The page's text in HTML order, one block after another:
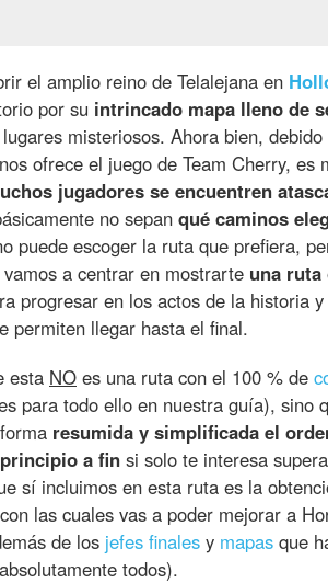
el amplio reino de Telalejana en
por su intrincado mapa lleno de
misteriosos. Ahora bien,
ofrece el juego de Team Cherry, es
jugadores se encuentren
no sepan qué caminos
puede escoger la ruta que prefiera,
vamos a centrar en mostrarte una
progresar en los actos de la historia y
permiten llegar hasta el final.
esta NO es una ruta con el 100 % de
para todo ello en nuestra guía), sino
resumida y simplificada el
a fin si solo te interesa
sí incluimos en esta ruta es la
con las cuales vas a poder mejorar a
de los jefes finales y mapas que
todos).